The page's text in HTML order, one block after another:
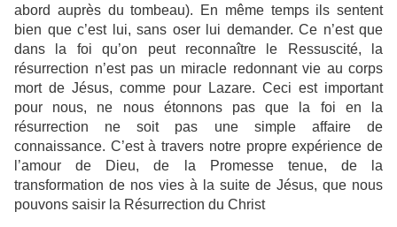
abord auprès du tombeau). En même temps ils sentent
bien que c’est lui, sans oser lui demander. Ce n’est que
dans la foi qu’on peut reconnaître le Ressuscité, la
résurrection n’est pas un miracle redonnant vie au corps
mort de Jésus, comme pour Lazare. Ceci est important
pour nous, ne nous étonnons pas que la foi en la
résurrection ne soit pas une simple affaire de
connaissance. C’est à travers notre propre expérience de
l’amour de Dieu, de la Promesse tenue, de la
transformation de nos vies à la suite de Jésus, que nous
pouvons saisir la Résurrection du Christ